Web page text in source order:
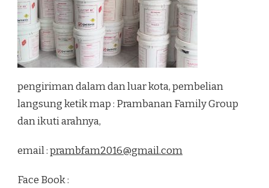
pengiriman dalam dan luar kota, pembelian
langsung ketik map : Prambanan Family Group
dan ikuti arahnya,
email :prambfam2016@gmail.com
Face Book :